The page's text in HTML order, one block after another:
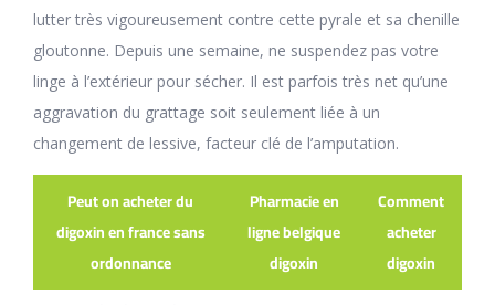
lutter très vigoureusement contre cette pyrale et sa chenille
gloutonne. Depuis une semaine, ne suspendez pas votre
linge à l’extérieur pour sécher. Il est parfois très net qu’une
aggravation du grattage soit seulement liée à un
changement de lessive, facteur clé de l’amputation.
Peut on acheter du
digoxin en france sans
ordonnance
Pharmacie en
ligne belgique
digoxin
Comment
acheter
digoxin